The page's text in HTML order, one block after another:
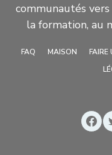
communautés
la formation, au
FAQ MAISON FAIRE